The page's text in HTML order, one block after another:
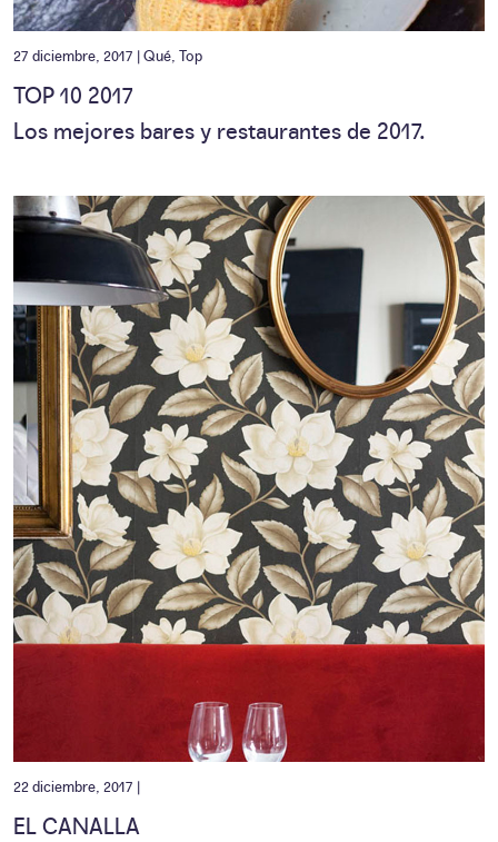
27 diciembre, 2017 |Qué Top
TOP 10 2017
Los mejores bares y restaurantes de 2017.
22 diciembre, 2017 |
EL CANALLA